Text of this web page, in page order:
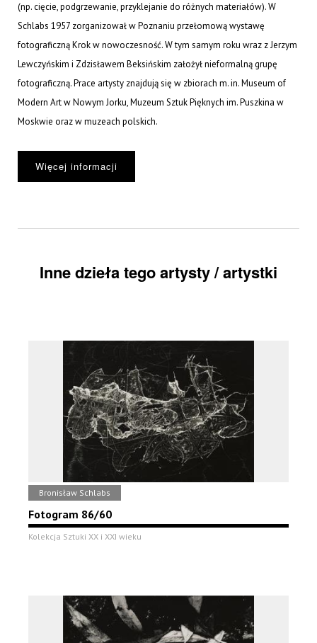
(np. cięcie, podgrzewanie, przyklejanie do różnych materiałów). W
Schlabs 1957 zorganizował w Poznaniu przełomową wystawę
fotograficzną Krok w nowoczesność. W tym samym roku wraz z Jerzym
Lewczyńskim i Zdzisławem Beksińskim założył nieformalną grupę
fotograficzną. Prace artysty znajdują się w zbiorach m. in. Museum of
Modern Art w Nowym Jorku, Muzeum Sztuk Pięknych im. Puszkina w
Moskwie oraz w muzeach polskich.
Więcej informacji
Inne dzieła tego artysty / artystki
Bronisław Schlabs
Fotogram 86/60
Kolekcja Sztuki XX i XXI wieku